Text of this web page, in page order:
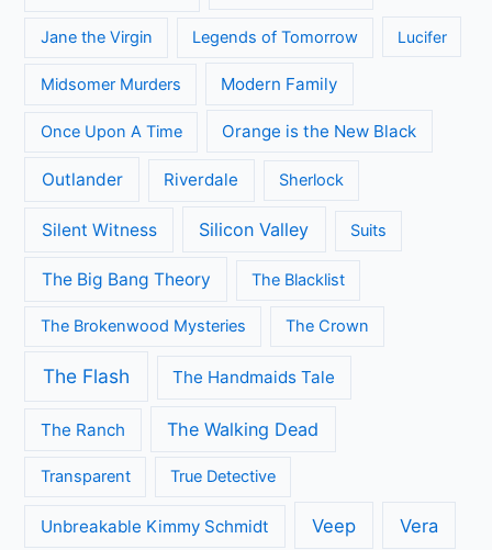
Jane the Virgin Legends of Tomorrow Lucifer
Midsomer Murders Modern Family
Once Upon A Time Orange is the New Black
Outlander Riverdale Sherlock
Silent Witness Silicon Valley Suits
The Big Bang Theory The Blacklist
The Brokenwood Mysteries The Crown
The Flash The Handmaids Tale
The Ranch The Walking Dead
Transparent True Detective
Unbreakable Kimmy Schmidt Veep Vera